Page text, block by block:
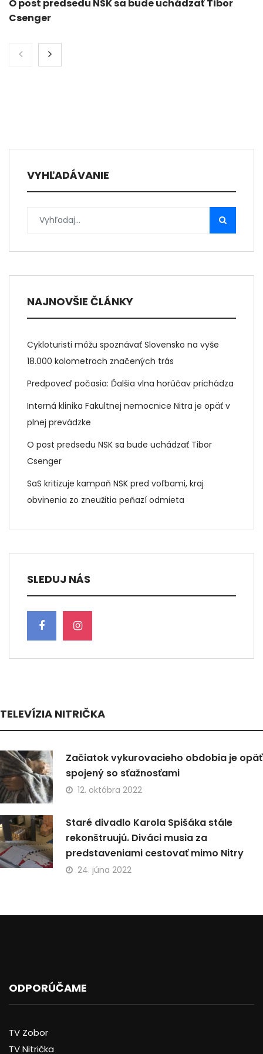
O post predsedu NSK sa bude uchádzať Tibor
Csenger
VYHĽADÁVANIE
NAJNOVŠIE ČLÁNKY
Cykloturisti môžu spoznávať Slovensko na vyše
18.000 kolometroch značených trás
Predpoveď počasia: Ďalšia vlna horúčav prichádza
Interná klinika Fakultnej nemocnice Nitra je opäť v
plnej prevádzke
O post predsedu NSK sa bude uchádzať Tibor
Csenger
SaS kritizuje kampaň NSK pred voľbami, kraj
obvinenia zo zneužitia peňazí odmieta
SLEDUJ NÁS
TELEVÍZIA NITRIČKA
Začiatok vykurovacieho obdobia je opäť
spojený so sťažnosťami
12. októbra 2022
Staré divadlo Karola Spišáka stále
rekonštruujú. Diváci musia za
predstaveniami cestovať mimo Nitry
24. júna 2022
ODPORÚČAME
TV Zobor
TV Nitrička